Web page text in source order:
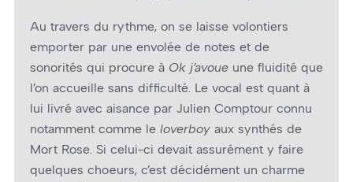
Au travers du rythme, on se laisse volontiers
emporter par une envolée de notes et de
sonorités qui procure à Ok j’avoue une fluidité que
l’on accueille sans difficulté. Le vocal est quant à
lui livré avec aisance par Julien Comptour connu
notamment comme le loverboy aux synthés de
Mort Rose. Si celui-ci devait assurément y faire
quelques chœurs, c’est décidément un charme